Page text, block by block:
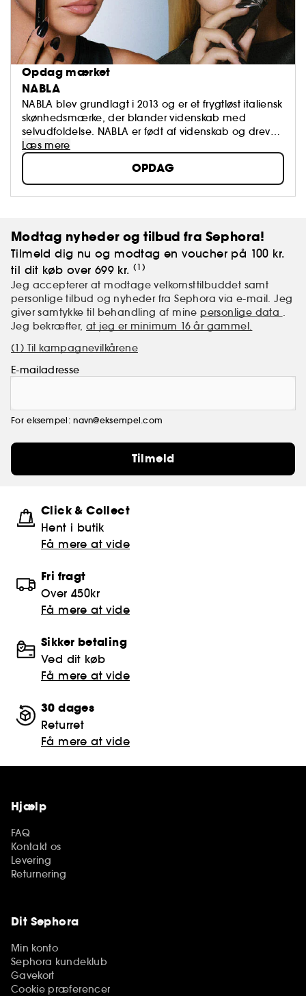
Opdag mærket
NABLA
NABLA blev grundlagt i 2013 og er et frygtløst italiensk
skønhedsmærke, der blander videnskab med
selvudfoldelse. NABLA er født af videnskab og drevet
af drømme og skaber innovative formler, der føles
lige så gode, som de ser ud, og giver dig mulighed
for at designe din skønhed på din egen måde. Hos
NABLA giver innovation anledning til uendelig
kreativitet, og skønhed begynder med dig.
Læs mere
OPDAG
Modtag nyheder og tilbud fra Sephora!
Tilmeld dig nu og modtag en voucher på 100 kr.
til dit køb over 699 kr. (1)
Jeg accepterer at modtage velkomsttilbuddet samt
personlige tilbud og nyheder fra Sephora via e-mail. Jeg
giver samtykke til behandling af mine personlige data .
Jeg bekræfter,at jeg er minimum 16 år gammel.
(1) Til kampagnevilkårene
E-mailadresse
For eksempel: navn@eksempel.com
Tilmeld
Click & Collect
Hent i butik
Få mere at vide
Fri fragt
Over 450kr
Få mere at vide
Sikker betaling
Ved dit køb
Få mere at vide
30 dages
Returret
Få mere at vide
Hjælp
FAQ
Kontakt os
Levering
Returnering
Dit Sephora
Min konto
Sephora kundeklub
Gavekort
Cookie præferencer